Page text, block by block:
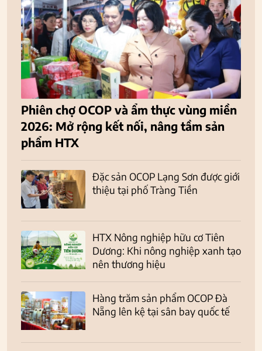
Phiên chợ OCOP và ẩm thực vùng miền
2026: Mở rộng kết nối, nâng tầm sản
phẩm HTX
Đặc sản OCOP Lạng Sơn được giới
thiệu tại phố Tràng Tiền
HTX Nông nghiệp hữu cơ Tiên
Dương: Khi nông nghiệp xanh tạo
nên thương hiệu
Hàng trăm sản phẩm OCOP Đà
Nẵng lên kệ tại sân bay quốc tế